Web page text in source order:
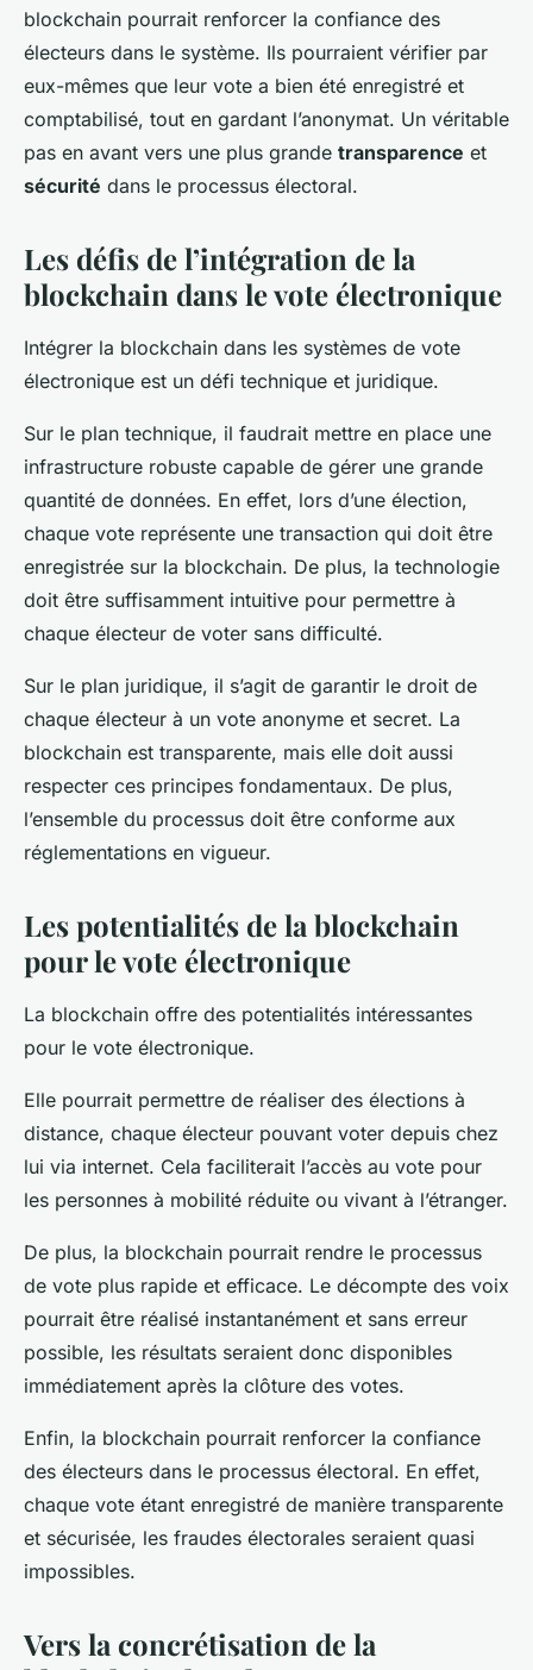
blockchain pourrait renforcer la confiance des
électeurs dans le système. Ils pourraient vérifier par
eux-mêmes que leur vote a bien été enregistré et
comptabilisé, tout en gardant l’anonymat. Un véritable
pas en avant vers une plus grande transparence et
sécurité dans le processus électoral.
Les défis de l’intégration de la
blockchain dans le vote électronique
Intégrer la blockchain dans les systèmes de vote
électronique est un défi technique et juridique.
Sur le plan technique, il faudrait mettre en place une
infrastructure robuste capable de gérer une grande
quantité de données. En effet, lors d’une élection,
chaque vote représente une transaction qui doit être
enregistrée sur la blockchain. De plus, la technologie
doit être suffisamment intuitive pour permettre à
chaque électeur de voter sans difficulté.
Sur le plan juridique, il s’agit de garantir le droit de
chaque électeur à un vote anonyme et secret. La
blockchain est transparente, mais elle doit aussi
respecter ces principes fondamentaux. De plus,
l’ensemble du processus doit être conforme aux
réglementations en vigueur.
Les potentialités de la blockchain
pour le vote électronique
La blockchain offre des potentialités intéressantes
pour le vote électronique.
Elle pourrait permettre de réaliser des élections à
distance, chaque électeur pouvant voter depuis chez
lui via internet. Cela faciliterait l’accès au vote pour
les personnes à mobilité réduite ou vivant à l’étranger.
De plus, la blockchain pourrait rendre le processus
de vote plus rapide et efficace. Le décompte des voix
pourrait être réalisé instantanément et sans erreur
possible, les résultats seraient donc disponibles
immédiatement après la clôture des votes.
Enfin, la blockchain pourrait renforcer la confiance
des électeurs dans le processus électoral. En effet,
chaque vote étant enregistré de manière transparente
et sécurisée, les fraudes électorales seraient quasi
impossibles.
Vers la concrétisation de la